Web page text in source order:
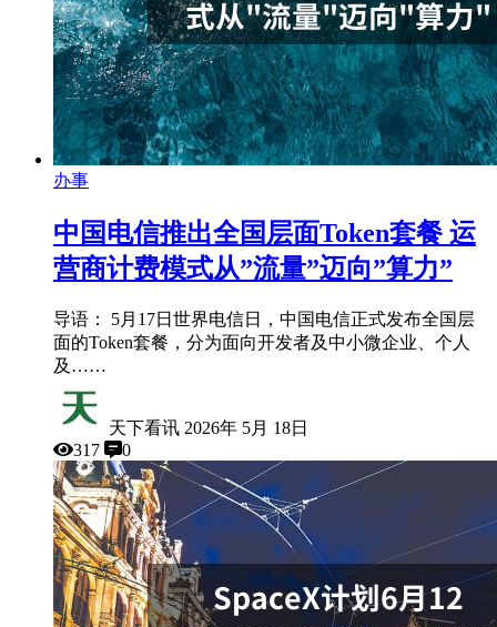
办事
中国电信推出全国层面Token套餐 运
营商计费模式从”流量”迈向”算力”
导语： 5月17日世界电信日，中国电信正式发布全国层
面的Token套餐，分为面向开发者及中小微企业、个人
及……
天下看讯 2026年 5月 18日
317
0